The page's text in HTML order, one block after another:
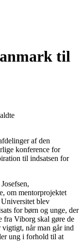
til
af den
konference for
til indsatsen for
om mentorprojektet
blev
for børn og unge, der
fra Viborg skal gøre de
når man går ind
ung i forhold til at